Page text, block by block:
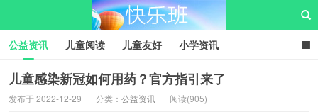
公益资讯 儿童阅读 儿童友好 小学资讯
儿童性教育 公益项目 资源中心 儿童发展交流club
儿童树洞心声 i快乐班
儿童感染新冠如何用药？官方指引来了
发布于 2022-12-29 分类： 公益资讯 阅读(905)